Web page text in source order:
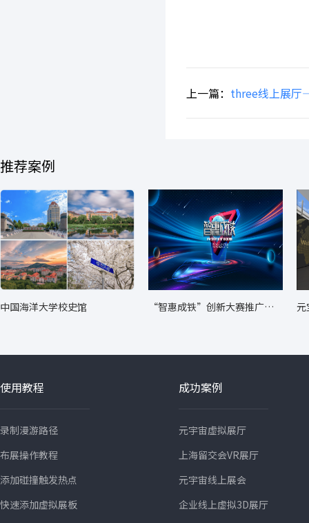
上一篇： three线上展厅
推荐案例
中国海洋大学校史馆
“智惠成铁”创新大赛推广转
元
使用教程
录制漫游路径
布展操作教程
添加碰撞触发热点
快速添加虚拟展板
成功案例
元宇宙虚拟展厅
上海留交会VR展厅
元宇宙线上展会
企业线上虚拟3D展厅